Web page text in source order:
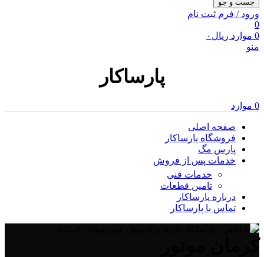
جست و جو
ورود / فرم ثبت نام
0
0 موارد ریال ۰
منو
پارساکار
0 موارد
صفحه اصلی
فروشگاه پارساکار
پارس مگ
خدمات پس از فروش
خدمات فنی
تامین قطعات
درباره پارساکار
تماس با پارساکار